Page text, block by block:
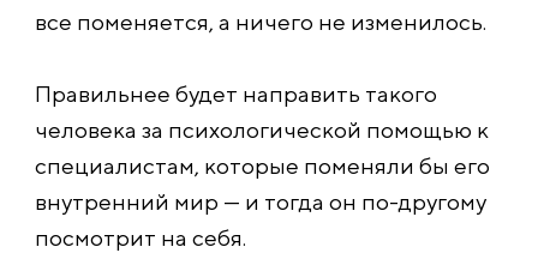
все поменяется, а ничего не изменилось.
Правильнее будет направить такого
человека за психологической помощью к
специалистам, которые поменяли бы его
внутренний мир — и тогда он по-другому
посмотрит на себя.